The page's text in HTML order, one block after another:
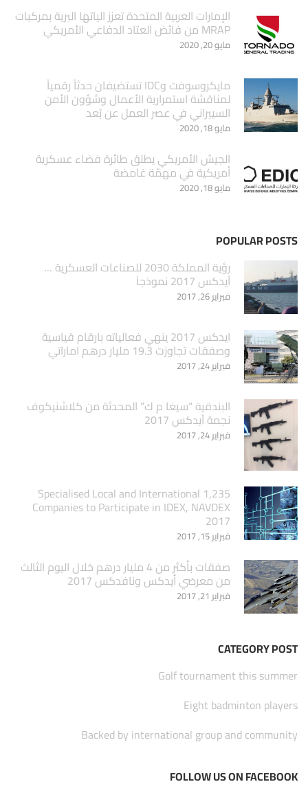
الإمارات العربية المتحدة تعزز الياتها البرية بمركبات
MRAP من فائض العتاد الدفاعي الأمريكي
مايو 20, 2020
مايكروسوفت وIDC تستضيفان حدثاً رقمياً
لمناقشة استمرارية الأعمال وشؤون الأمن
السيبراني في عصر العمل عن بُعد
مايو 18, 2020
الجيش الأمريكي يطلق طائرة فضاء عسكرية
أمريكية في مهمّة غامضة
مايو 18, 2020
POPULAR POSTS
‏رؤية المملكة 2030 للصناعات العسكرية …
آيدكس 2017 نموذجاَ
فبراير 26, 2017
ايدكس 2017 ينهي فعالياته بارقام قياسية
وصفقات تجاوزت 19.3 مليار درهم اماراتي
فبراير 24, 2017
البندقية “سيغا م ك” المحدثة من كلاشنيكوف
نجمة آيدكس 2017
فبراير 24, 2017
1,235 Specialised Local and International
Companies to Participate in IDEX, NAVDEX
2017
فبراير 15, 2017
صفقات بأكثر من 4 مليار درهم خلال اليوم الثالث
من معرضي أيدكس ونافدكس 2017
فبراير 21, 2017
CATEGORY POST
Golf tournament this summer
Eight badminton players
Backed by international group and community
FOLLOW US ON FACEBOOK